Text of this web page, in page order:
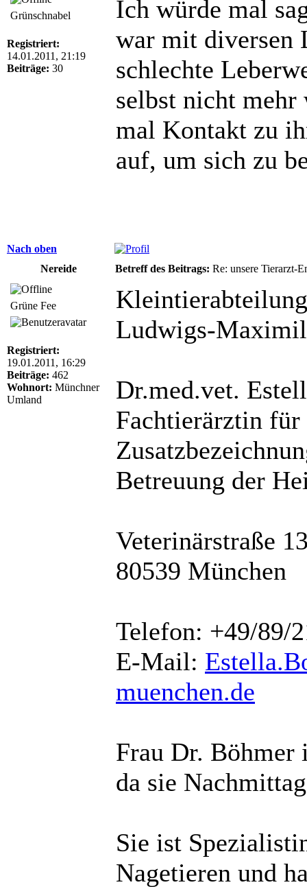
Grünschnabel
Registriert:
14.01.2011, 21:19
Beiträge: 30
Ich würde mal
war mit diversen
schlechte
selbst nicht
mal Kontakt zu
auf, um sich zu
Nach oben
Nereide
Betreff des Beitrags: Re: unsere Tierarzt-
Grüne Fee
Registriert:
19.01.2011, 16:29
Beiträge: 462
Wohnort: Münchner
Umland
Ludwigs-
Dr.med.vet.
Fachtierärztin
Betreuung der
Veterinärstraße
80539 München
Telefon: +49/89/
E-Mail:
muenchen.de
Frau Dr.
da sie
Sie ist
Nagetieren und